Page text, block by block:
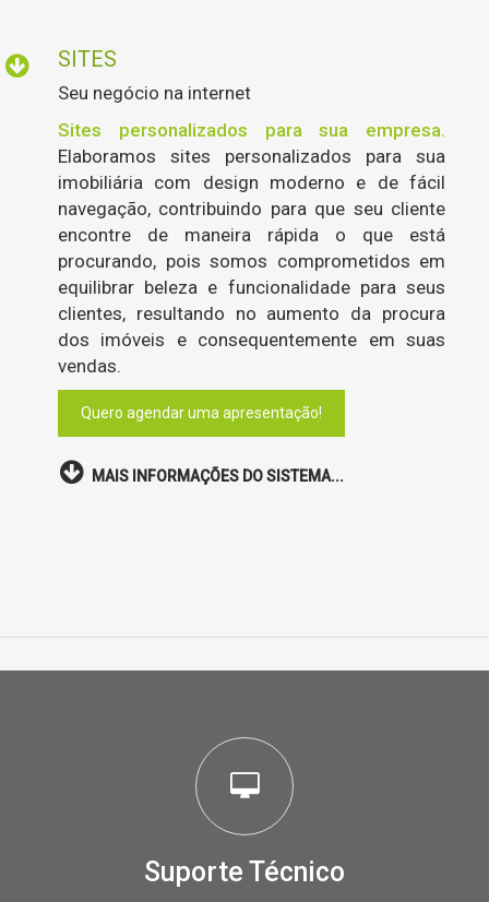
SITES
Seu negócio na internet
Sites personalizados para sua empresa.
Elaboramos sites personalizados para sua
imobiliária com design moderno e de fácil
navegação, contribuindo para que seu cliente
encontre de maneira rápida o que está
procurando, pois somos comprometidos em
equilibrar beleza e funcionalidade para seus
clientes, resultando no aumento da procura
dos imóveis e consequentemente em suas
vendas.
Quero agendar uma apresentação!
MAIS INFORMAÇÕES DO SISTEMA...
Suporte Técnico